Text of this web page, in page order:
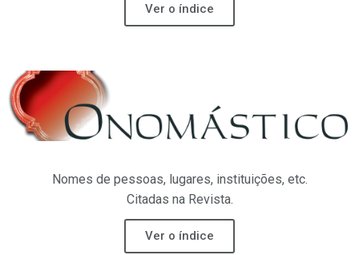
Ver o índice
Nomes de pessoas, lugares, instituições, etc.
Citadas na Revista.
Ver o índice